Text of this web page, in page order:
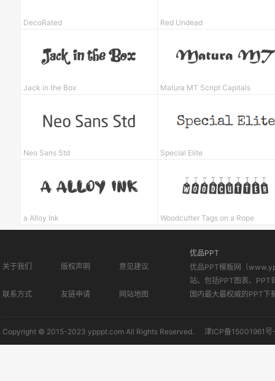
DecoRated Red Undead
Jack in the Box Matura MT Script Capitals
Neo Sans Std Special Elite
a Alloy Ink Woodcutter Tags on a Rope
关于我们 版权声明 意见建议
联系方式 友链申请 网站地图
优品PPT
优品PPT模板网（
站。包括PPT图表、PPT
国内最大最权威的PPT下
Copyright © 2015-2023 ypppt.com All Rights Reserved. 津ICP备15001961号